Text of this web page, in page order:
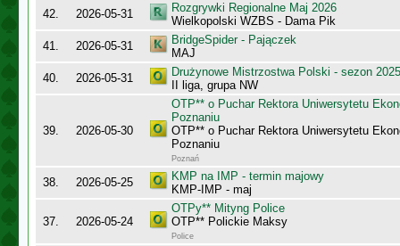
42.
2026-05-31
Rozgrywki Regionalne Maj 2026
Wielkopolski WZBS - Dama Pik
41.
2026-05-31
BridgeSpider - Pajączek
MAJ
40.
2026-05-31
Drużynowe Mistrzostwa Polski - sezon
II liga, grupa NW
39. 2026-05-30
OTP** o Puchar Rektora Uniwersytetu
Poznaniu
OTP** o Puchar Rektora Uniwersytetu
Poznaniu
Poznań
38. 2026-05-25
KMP na IMP - termin majowy
KMP-IMP - maj
37. 2026-05-24
OTPy** Mityng Police
OTP** Polickie Maksy
Police